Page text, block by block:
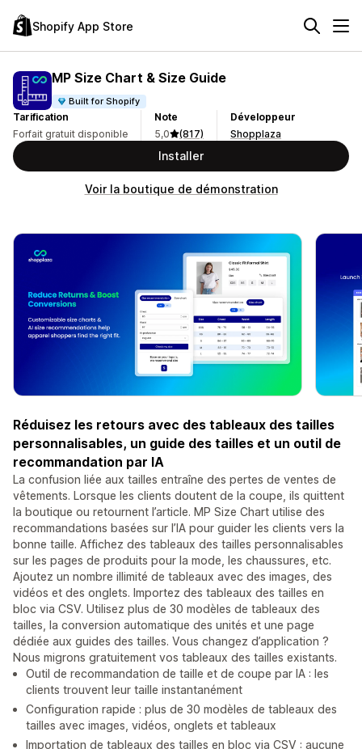
Shopify App Store
MP Size Chart & Size Guide
Built for Shopify
Tarification
Forfait gratuit disponible
Note
5,0
(817)
Développeur
Shopplaza
Installer
Voir la boutique de démonstration
Réduisez les retours avec des tableaux des tailles
personnalisables, un guide des tailles et un outil de
recommandation par IA
La confusion liée aux tailles entraîne des pertes de ventes de
vêtements. Lorsque les clients doutent de la coupe, ils quittent
la boutique ou retournent l’article. MP Size Chart utilise des
recommandations basées sur l’IA pour guider les clients vers la
bonne taille. Affichez des tableaux des tailles personnalisables
sur les pages de produits pour la mode, les chaussures, etc.
Ajoutez un nombre illimité de tableaux avec des images, des
vidéos et des onglets. Importez des tableaux des tailles en
bloc via CSV. Utilisez plus de 30 modèles de tableaux des
tailles, la conversion automatique des unités et une page
dédiée aux guides des tailles. Vous changez d’application ?
Nous migrons gratuitement vos tableaux des tailles existants.
Outil de recommandation de taille et de coupe par IA : les
clients trouvent leur taille instantanément
Configuration rapide : plus de 30 modèles de tableaux des
tailles avec images, vidéos, onglets et tableaux
Importation de tableaux des tailles en bloc via CSV : aucune